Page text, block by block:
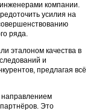
компании.
усилия на
ряда.
эталоном качества в
и
предлагая всё
направлением
Это